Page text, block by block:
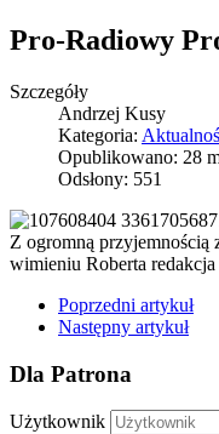
Pro-Radiowy
Szczegóły
Andrzej Kusy
Kategoria:
Opublikowano: 28
Odsłony: 551
Z ogromną przyjemnością
wimieniu Roberta redakcja
Poprzedni artykuł
Następny artykuł
Dla Patrona
Użytkownik